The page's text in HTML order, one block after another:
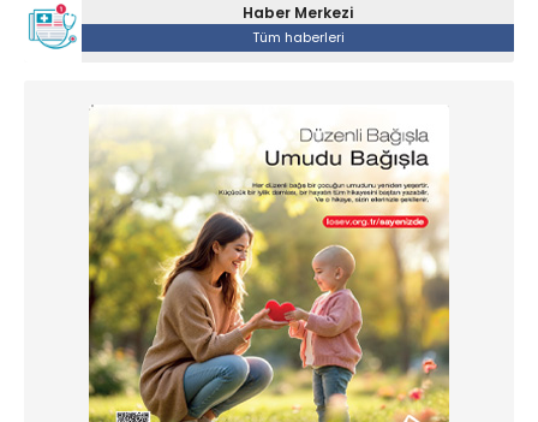
Haber Merkezi
Tüm haberleri
DAHİLİYE
FİZİK TEDAVİ VE REHABİLİTASYON